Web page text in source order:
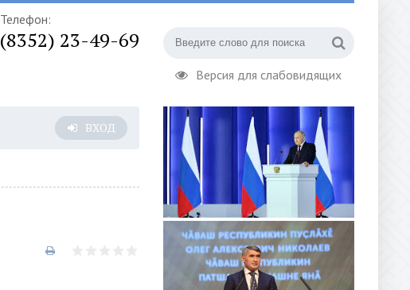
Версия для слабовидящих
Телефон:
(8352) 23-49-69
ВХОД